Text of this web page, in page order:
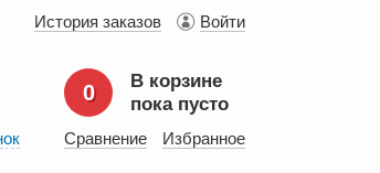
История заказов Войти
0
В корзине
пока пусто
Сравнение Избранное